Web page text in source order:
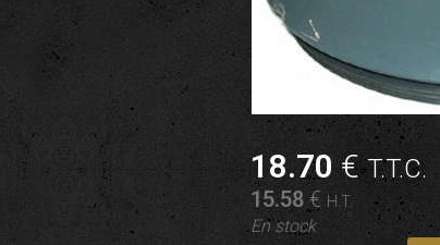
18.70 €T.T.C.
15.58 € H.T.
En stock